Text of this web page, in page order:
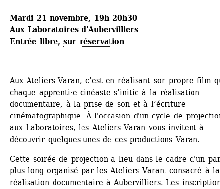
Mardi 21 novembre, 19h–20h30
Aux Laboratoires d'Aubervilliers
Entrée libre, sur réservation
Aux Ateliers Varan, c’est en réalisant son propre film
chaque apprenti·e cinéaste s’initie à la réalisation
documentaire, à la prise de son et à l’écriture
cinématographique. À l'occasion d'un cycle de
aux Laboratoires, les Ateliers Varan vous invitent à
découvrir quelques-unes de ces productions Varan.
Cette soirée de projection a lieu dans le cadre d'un
plus long organisé par les Ateliers Varan, consacré à la
réalisation documentaire à Aubervilliers. Les